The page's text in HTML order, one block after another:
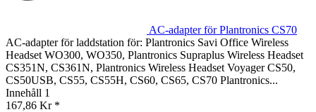
AC-adapter för Plantronics CS70
AC-adapter för laddstation för: Plantronics Savi Office Wireless
Headset WO300, WO350, Plantronics Supraplus Wireless Headset
CS351N, CS361N, Plantronics Wireless Headset Voyager CS50,
CS50USB, CS55, CS55H, CS60, CS65, CS70 Plantronics...
Innehåll 1
167,86 Kr *